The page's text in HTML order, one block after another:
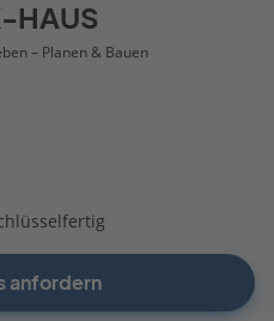
HAUS
– Planen & Bauen
anfordern